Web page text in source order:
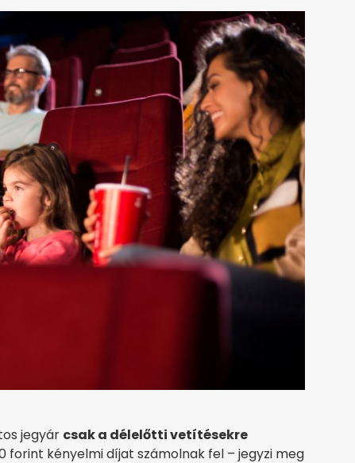
jegyár csak a délelőtti vetítésekre
forint kényelmi díjat számolnak fel – jegyzi meg